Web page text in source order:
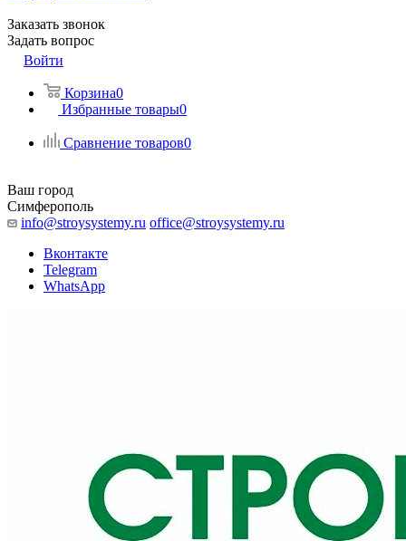
Заказать звонок
Задать вопрос
Войти
Корзина0
Избранные товары0
Сравнение товаров0
Ваш город
Симферополь
info@stroysystemy.ru office@stroysystemy.ru
Вконтакте
Telegram
WhatsApp